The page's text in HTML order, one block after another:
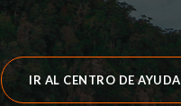
IR AL CENTRO DE AYUDA